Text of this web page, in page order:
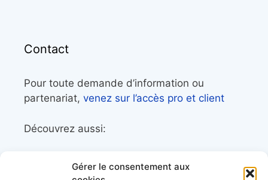
Gérer le consentement aux
Contact
Pour toute demande d’information ou
partenariat, venez sur l’accès pro et client
Découvrez aussi:
librairie maritime